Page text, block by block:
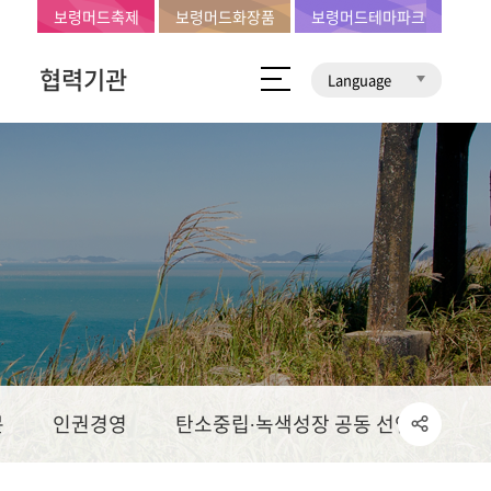
협력기관 Language
보령머드축제 보령머드화장품 보령머드테마파크
인권경영 탄소중립∙녹색성장 공동 선언문